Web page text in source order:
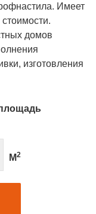
Имеет
домов
изготовления
М2